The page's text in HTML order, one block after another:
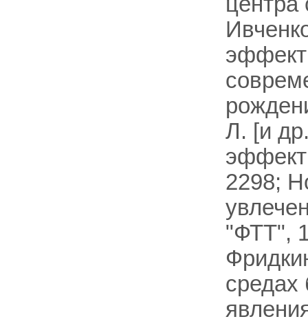
Л. [и
2298;
"ФТТ",
средах